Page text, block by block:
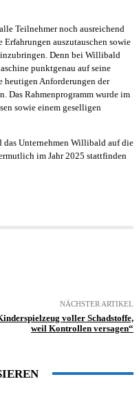
Teilnehmer noch ausreichend
auszutauschen sowie
Denn bei Willibald
punktgenau auf seine
Anforderungen der
Das Rahmenprogramm wurde im
sowie einem geselligen
das Unternehmen Willibald auf die
im Jahr 2025 stattfinden
NÄCHSTER ARTIKEL
voller Schadstoffe,
weil Kontrollen versagen“